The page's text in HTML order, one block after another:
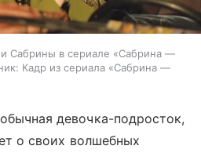
Сабрины в сериале «Сабрина —
Кадр из сериала «Сабрина —
девочка-подросток,
о своих волшебных